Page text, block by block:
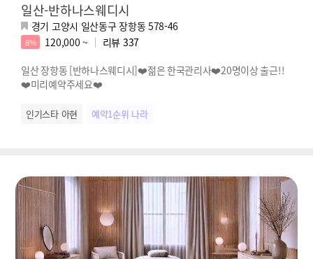
일산-반하나스웨디시
경기 고양시 일산동구 장항동 578-46
8% 120,000 ~ 리뷰 337
일산 장항동 [반하나스웨디시]❤️젊은 한국관리사❤️20명이상 출근!!
❤️미리예약주세요❤️
인기스타 아현 예약1순위 나라